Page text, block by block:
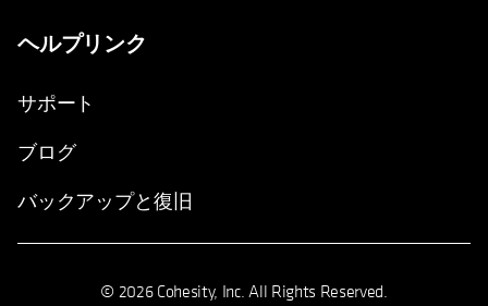
ヘルプリンク
サポート
ブログ
バックアップと復旧
© 2026 Cohesity, Inc. All Rights Reserved.